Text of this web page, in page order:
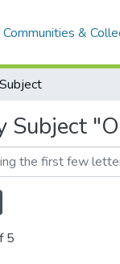
Communities &
Subject
5